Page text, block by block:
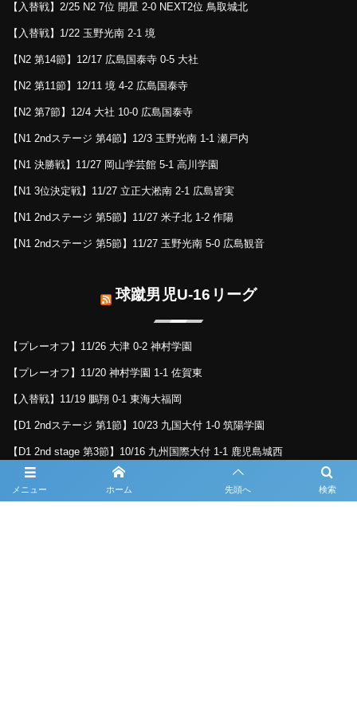
メニュー 検索
ホーム 先頭へ
【入替戦】2/25 N2 7位 開星 2-0 NEXT2位 鳥取城北
【入替戦】1/22 玉野光南 2-1 境
【N2 第14節】12/17 広島国泰寺 0-5 大社
【N2 第11節】12/11 境 4-2 広島国泰寺
【N2 第7節】12/4 大社 10-0 広島国泰寺
【N1 2ndステージ 第4節】12/3 玉野光南 1-1 瀬戸内
【N1 決勝戦】11/27 岡山学芸館 5-1 高川学園
【N1 3位決定戦】11/27 立正大淞南 2-1 広島皆実
【N1 2ndステージ 第5節】11/27 米子北 1-2 作陽
【N1 2ndステージ 第5節】11/27 玉野光南 5-0 広島観音
球蹴男児U-16リーグ
【プレーオフ】11/26 大津 0-2 神村学園
【プレーオフ】11/20 神村学園 1-1 佐賀東
【入替戦】11/19 鵬翔 0-1 東海大福岡
【D1 2ndステージ 第1節】10/23 九国大付 1-0 筑陽学園
【D1 2nd stage 第3節】10/16 九州国際大付 1-1 鹿児島城西
【D1 2nd stage 第2節】10/16 大津 2-1 神村学園
【D1 2nd stage 第2節】10/10 九国大付 2-0 鹿児島実業